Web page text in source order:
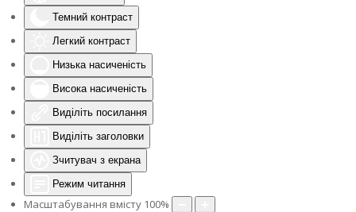
Темний контраст
Легкий контраст
Низька насиченість
Висока насиченість
Виділіть посилання
Виділіть заголовки
Зчитувач з екрана
Режим читання
Масштабування вмісту 100%